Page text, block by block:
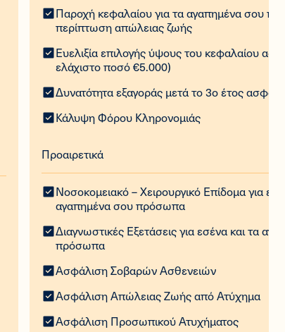
Παροχή κεφαλαίου για τα αγαπημένα σου
περίπτωση απώλειας ζωής
Ευελιξία επιλογής ύψους του κεφαλαίου
ελάχιστο ποσό €5.000)
Δυνατότητα εξαγοράς μετά το 3ο έτος
Κάλυψη Φόρου Κληρονομιάς
Προαιρετικά
Νοσοκομειακό – Χειρουργικό Επίδομα για
αγαπημένα σου πρόσωπα
Διαγνωστικές Εξετάσεις για εσένα και τα
πρόσωπα
Ασφάλιση Σοβαρών Ασθενειών
Ασφάλιση Απώλειας Ζωής από Ατύχημα
Ασφάλιση Προσωπικού Ατυχήματος